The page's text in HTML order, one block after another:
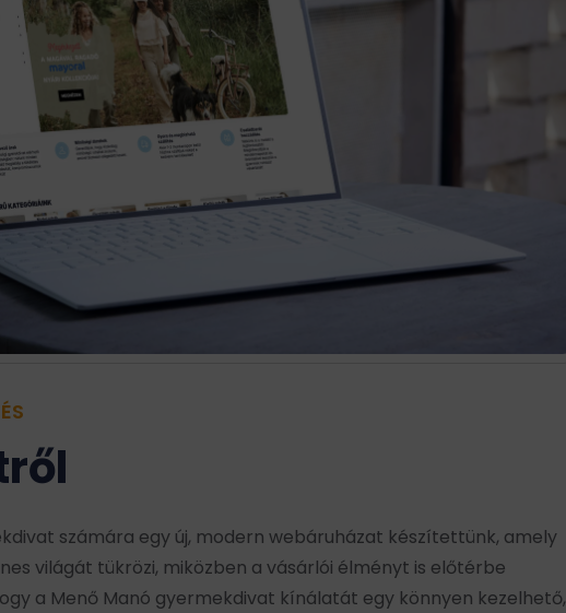
számára egy új, modern webáruházat készítettünk, amely
világát tükrözi, miközben a vásárlói élményt is előtérbe
a Menő Manó gyermekdivat kínálatát egy könnyen kezelhető,